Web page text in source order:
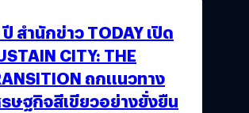
สำนักข่าว TODAY เปิด
CITY: THE
ถกแนวทาง
ษฐกิจสีเขียวอย่างยั่งยืน